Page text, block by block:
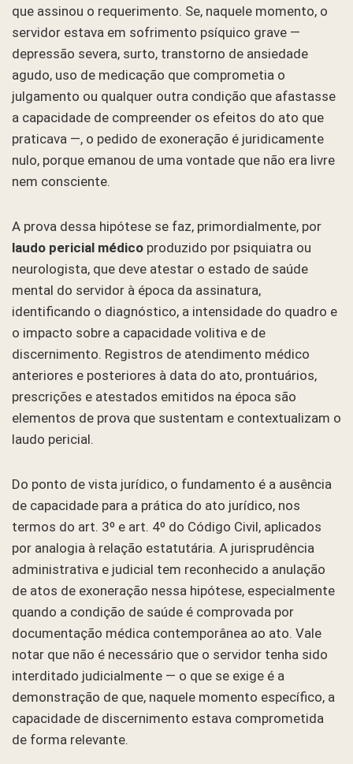
que assinou o requerimento. Se, naquele momento, o
servidor estava em sofrimento psíquico grave —
depressão severa, surto, transtorno de ansiedade
agudo, uso de medicação que comprometia o
julgamento ou qualquer outra condição que afastasse
a capacidade de compreender os efeitos do ato que
praticava —, o pedido de exoneração é juridicamente
nulo, porque emanou de uma vontade que não era livre
nem consciente.
A prova dessa hipótese se faz, primordialmente, por
laudo pericial médico produzido por psiquiatra ou
neurologista, que deve atestar o estado de saúde
mental do servidor à época da assinatura,
identificando o diagnóstico, a intensidade do quadro e
o impacto sobre a capacidade volitiva e de
discernimento. Registros de atendimento médico
anteriores e posteriores à data do ato, prontuários,
prescrições e atestados emitidos na época são
elementos de prova que sustentam e contextualizam o
laudo pericial.
Do ponto de vista jurídico, o fundamento é a ausência
de capacidade para a prática do ato jurídico, nos
termos do art. 3º e art. 4º do Código Civil, aplicados
por analogia à relação estatutária. A jurisprudência
administrativa e judicial tem reconhecido a anulação
de atos de exoneração nessa hipótese, especialmente
quando a condição de saúde é comprovada por
documentação médica contemporânea ao ato. Vale
notar que não é necessário que o servidor tenha sido
interditado judicialmente — o que se exige é a
demonstração de que, naquele momento específico, a
capacidade de discernimento estava comprometida
de forma relevante.